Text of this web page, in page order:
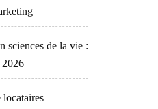
sciences de la vie :
2026